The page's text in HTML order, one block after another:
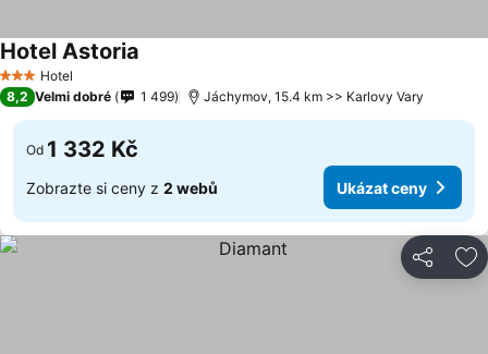
3 Počet hvězdiček
Hotel
Hotel Astoria
8,2 Velmi dobré 1 499 Jáchymov, 15.4 km >> Karlovy Vary
Od 1 332 Kč
Zobrazte si ceny z 2 webů Ukázat ceny
Sdílet